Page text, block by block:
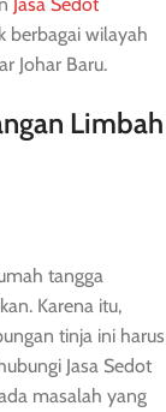
berbagai wilayah
Johar Baru.
Limbah
tangga
Karena itu,
tinja ini harus
Jasa Sedot
masalah yang